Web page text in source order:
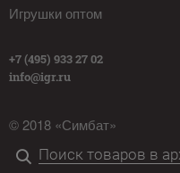
Игрушки оптом
+7 (495) 933 27 02
info@igr.ru
© 2018 «Симбат»